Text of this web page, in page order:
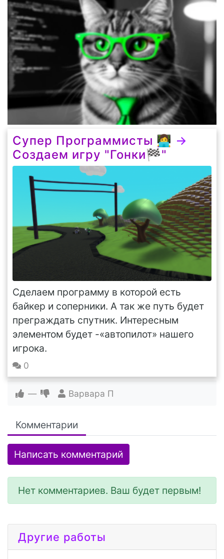
Супер Программисты 👩‍💻 →
Создаем игру "Гонки🏁"
Сделаем программу в которой есть
байкер и соперники. А так же путь будет
преграждать спутник. Интересным
элементом будет -«автопилот» нашего
игрока.
0
— Варвара П
Комментарии
Написать комментарий
Нет комментариев. Ваш будет первым!
Другие работы